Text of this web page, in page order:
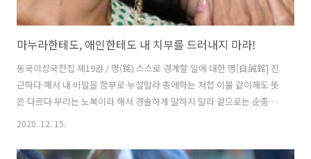
마누라한테도, 애인한테도 내 치부를 드러내지 마라!
동국이상국전집 제19권 / 명(銘) 스스로 경계할 일에 대한 명[自誡銘] 친
근하다 해서 내 비밀을 함부로 누설말라 총애하는 처첩 이불 같이해도 뜻
은 다르다 부리는 노복이라 해서 경솔하게 말하지 말라 겉으로는 순종하
나 속으론 엉뚱한 생각을 한다 더구나 나에게 친근한 사람도 부리는 사람
微。寵妻嬖妾兮。同衾異意。無謂傼御兮輕其言。外若無骨兮。苞
2020. 12. 15.